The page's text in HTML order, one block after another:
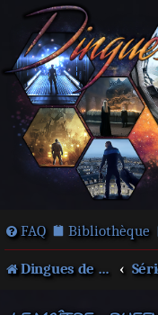
FAQ Bibliothèque
Dingues de séries télé !